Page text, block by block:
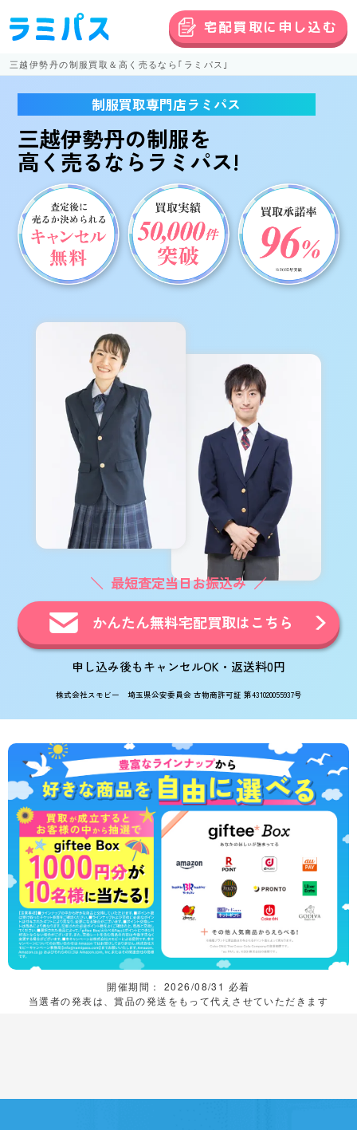
三越伊勢丹の制服買取＆高く売るなら｢ラミパス｣
宅配買取に申し込む
制服買取専門店ラミパス
三越伊勢丹の制服を
高く売るならラミパス!
最短査定当日お振込み
かんたん無料宅配買取はこちら
申し込み後もキャンセルOK・返送料0円
株式会社スモビー 埼玉県公安委員会 古物商許可証 第431020055937号
開催期間： 2026/08/31 必着
当選者の発表は、賞品の発送をもって代えさせていただきます